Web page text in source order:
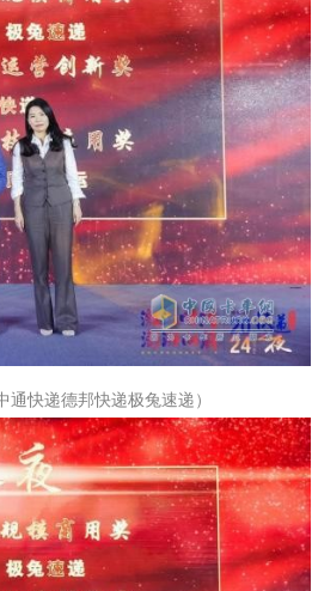
快递德邦快递极兔速递）